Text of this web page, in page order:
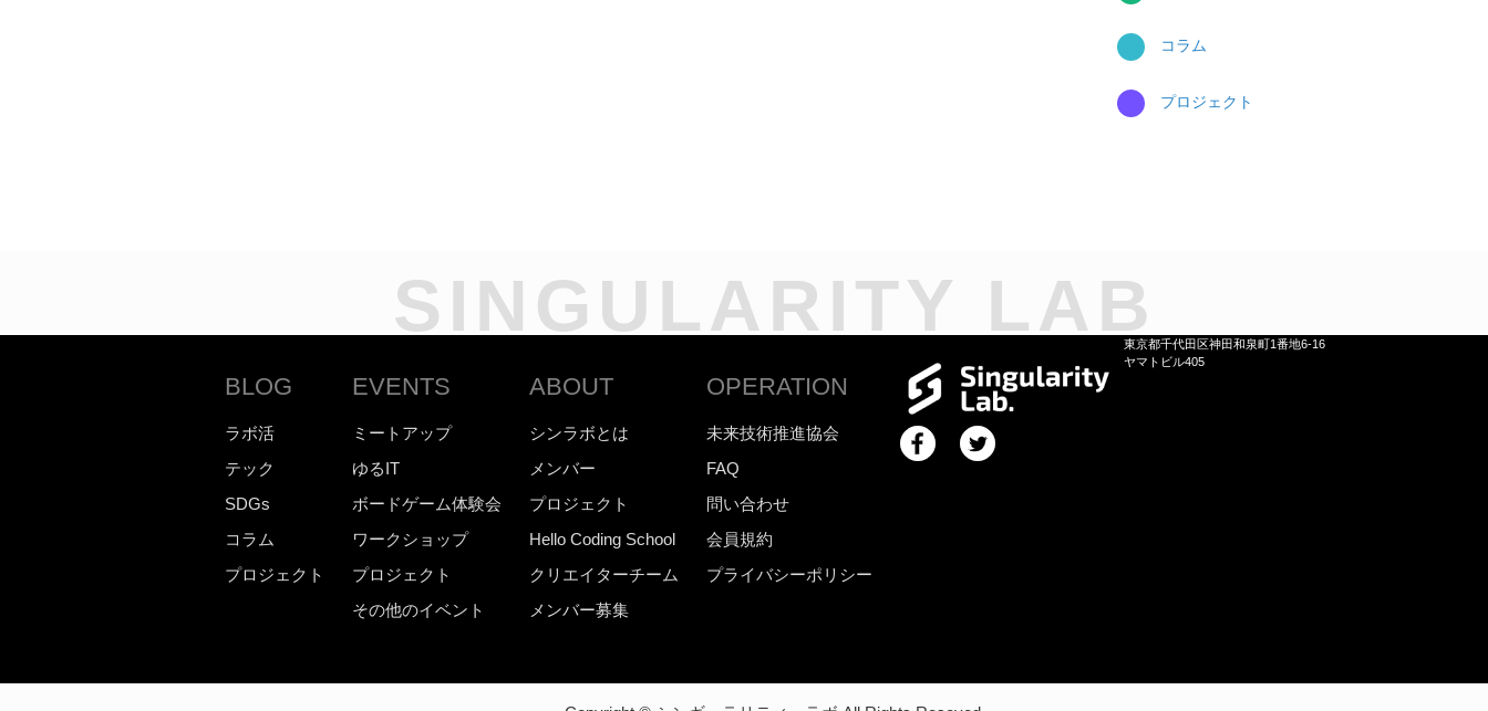
コラム
プロジェクト
SINGULARITY LAB
BLOG
ラボ活
テック
SDGs
コラム
プロジェクト
EVENTS
ミートアップ
ゆるIT
ボードゲーム体験会
ワークショップ
プロジェクト
その他のイベント
ABOUT
シンラボとは
メンバー
プロジェクト
Hello Coding School
クリエイターチーム
メンバー募集
OPERATION
未来技術推進協会
FAQ
問い合わせ
会員規約
プライバシーポリシー
東京都千代田区神田和泉町1番地6-16
ヤマトビル405